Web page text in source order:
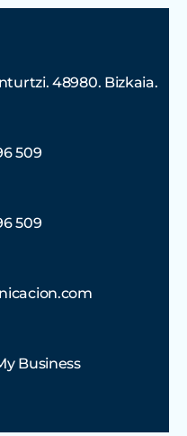
48980. Bizkaia.
509
509
Business